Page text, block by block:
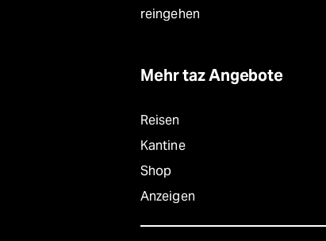
reingehen
Mehr taz Angebote
Reisen
Kantine
Shop
Anzeigen